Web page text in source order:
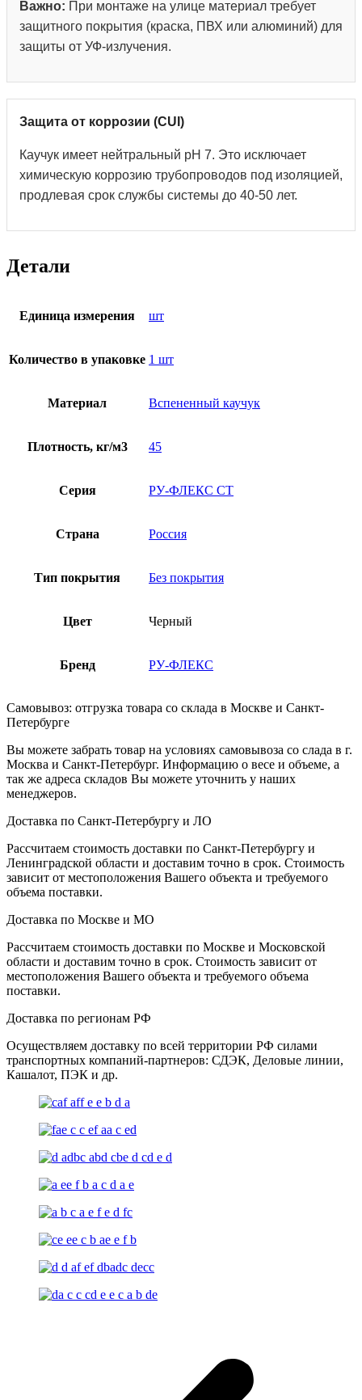
Важно: При монтаже на улице материал требует
защитного покрытия (краска, ПВХ или алюминий) для
защиты от УФ-излучения.
Защита от коррозии (CUI)
Каучук имеет нейтральный pH 7. Это исключает
химическую коррозию трубопроводов под изоляцией,
продлевая срок службы системы до 40-50 лет.
Детали
Единица измерения шт
Количество в упаковке 1 шт
Материал Вспененный каучук
Плотность, кг/м3 45
Серия РУ-ФЛЕКС СТ
Страна Россия
Тип покрытия Без покрытия
Цвет Черный
Бренд РУ-ФЛЕКС
Самовывоз: отгрузка товара со склада в Москве и Санкт-
Петербурге
Вы можете забрать товар на условиях самовывоза со слада в г.
Москва и Санкт-Петербург. Информацию о весе и объеме, а
так же адреса складов Вы можете уточнить у наших
менеджеров.
Доставка по Санкт-Петербургу и ЛО
Рассчитаем стоимость доставки по Санкт-Петербургу и
Ленинградской области и доставим точно в срок. Стоимость
зависит от местоположения Вашего объекта и требуемого
объема поставки.
Доставка по Москве и МО
Рассчитаем стоимость доставки по Москве и Московской
области и доставим точно в срок. Стоимость зависит от
местоположения Вашего объекта и требуемого объема
поставки.
Доставка по регионам РФ
Осуществляем доставку по всей территории РФ силами
транспортных компаний-партнеров: СДЭК, Деловые линии,
Кашалот, ПЭК и др.